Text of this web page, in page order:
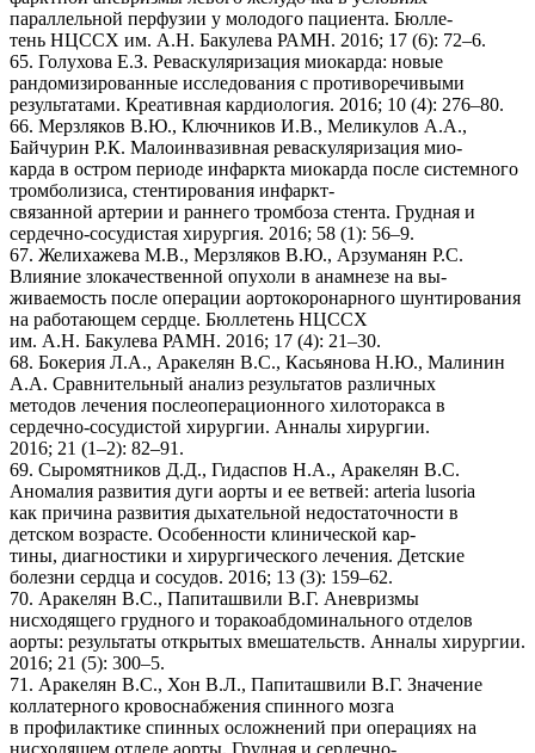
параллельной перфузии у молодого пациента. Бюлле-
тень НЦССХ им. А.Н. Бакулева РАМН. 2016; 17 (6): 72–6.
65. Голухова Е.З. Реваскуляризация миокарда: новые
рандомизированные исследования с противоречивыми
результатами. Креативная кардиология. 2016; 10 (4): 276–80.
66. Мерзляков В.Ю., Ключников И.В., Меликулов А.А.,
Байчурин Р.К. Малоинвазивная реваскуляризация мио-
карда в остром периоде инфаркта миокарда после системного
тромболизиса, стентирования инфаркт-
связанной артерии и раннего тромбоза стента. Грудная и
сердечно-сосудистая хирургия. 2016; 58 (1): 56–9.
67. Желихажева М.В., Мерзляков В.Ю., Арзуманян Р.С.
Влияние злокачественной опухоли в анамнезе на вы-
живаемость после операции аортокоронарного шунтирования
на работающем сердце. Бюллетень НЦССХ
им. А.Н. Бакулева РАМН. 2016; 17 (4): 21–30.
68. Бокерия Л.А., Аракелян В.С., Касьянова Н.Ю., Малинин
А.А. Сравнительный анализ результатов различных
методов лечения послеоперационного хилоторакса в
сердечно-сосудистой хирургии. Анналы хирургии.
2016; 21 (1–2): 82–91.
69. Сыромятников Д.Д., Гидаспов Н.А., Аракелян В.С.
Аномалия развития дуги аорты и ее ветвей: arteria lusoria
как причина развития дыхательной недостаточности в
детском возрасте. Особенности клинической кар-
тины, диагностики и хирургического лечения. Детские
болезни сердца и сосудов. 2016; 13 (3): 159–62.
70. Аракелян В.С., Папиташвили В.Г. Аневризмы
нисходящего грудного и торакоабдоминального отделов
аорты: результаты открытых вмешательств. Анналы хирургии.
2016; 21 (5): 300–5.
71. Аракелян В.С., Хон В.Л., Папиташвили В.Г. Значение
коллатерного кровоснабжения спинного мозга
в профилактике спинных осложнений при операциях на
нисходящем отделе аорты. Грудная и сердечно-